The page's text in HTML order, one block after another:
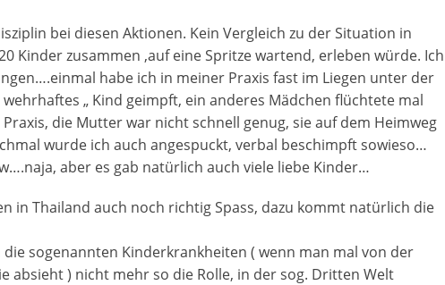
bei diesen Aktionen. Kein Vergleich zu der Situation in
Kinder zusammen ,auf eine Spritze wartend, erleben würde. Ich
habe ich in meiner Praxis fast im Liegen unter der
„ Kind geimpft, ein anderes Mädchen flüchtete mal
die Mutter war nicht schnell genug, sie auf dem Heimweg
wurde ich auch angespuckt, verbal beschimpft sowieso…
aber es gab natürlich auch viele liebe Kinder…
in Thailand auch noch richtig Spass, dazu kommt natürlich die
die sogenannten Kinderkrankheiten ( wenn man mal von der
absieht ) nicht mehr so die Rolle, in der sog. Dritten Welt